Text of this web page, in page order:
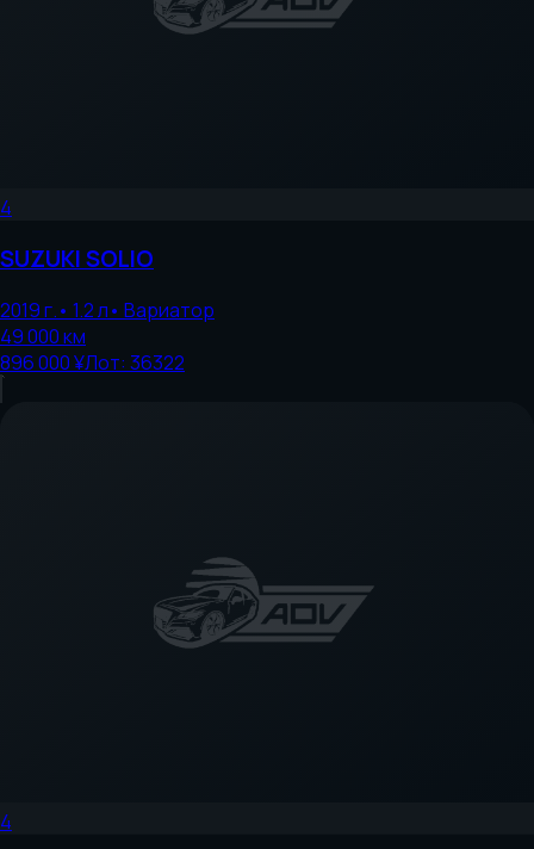
4
SUZUKISOLIO
2019г.• 1.2л• Вариатор
49 000км
896 000 ¥Лот: 36322
4